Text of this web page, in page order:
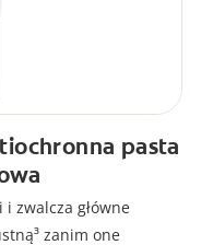
pasta
zwalcza główne
zanim one